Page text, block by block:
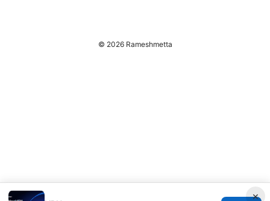
×
© 2026 Rameshmetta